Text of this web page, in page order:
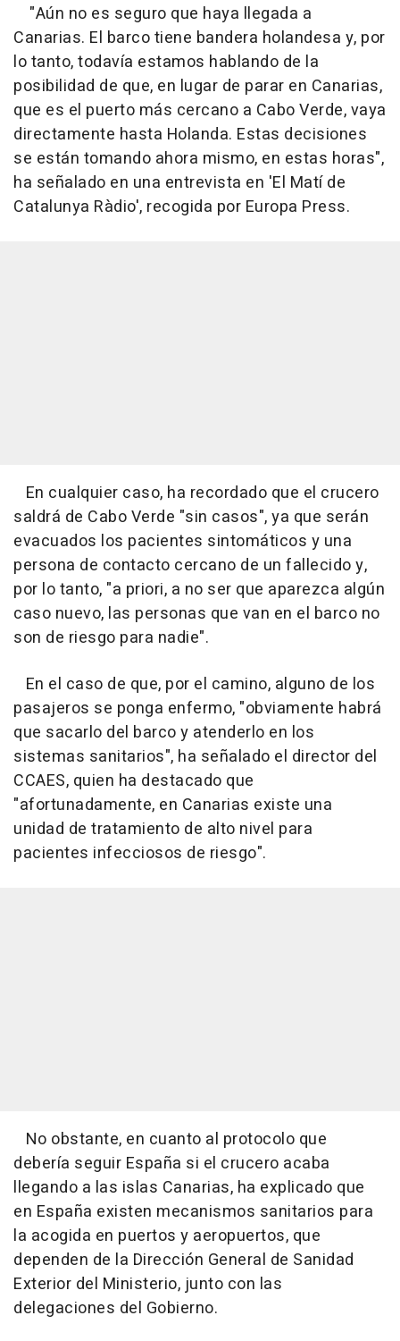
"Aún no es seguro que haya llegada a
Canarias. El barco tiene bandera holandesa y, por
lo tanto, todavía estamos hablando de la
posibilidad de que, en lugar de parar en Canarias,
que es el puerto más cercano a Cabo Verde, vaya
directamente hasta Holanda. Estas decisiones
se están tomando ahora mismo, en estas horas",
ha señalado en una entrevista en 'El Matí de
Catalunya Ràdio', recogida por Europa Press.
En cualquier caso, ha recordado que el crucero
saldrá de Cabo Verde "sin casos", ya que serán
evacuados los pacientes sintomáticos y una
persona de contacto cercano de un fallecido y,
por lo tanto, "a priori, a no ser que aparezca algún
caso nuevo, las personas que van en el barco no
son de riesgo para nadie".
En el caso de que, por el camino, alguno de los
pasajeros se ponga enfermo, "obviamente habrá
que sacarlo del barco y atenderlo en los
sistemas sanitarios", ha señalado el director del
CCAES, quien ha destacado que
"afortunadamente, en Canarias existe una
unidad de tratamiento de alto nivel para
pacientes infecciosos de riesgo".
No obstante, en cuanto al protocolo que
debería seguir España si el crucero acaba
llegando a las islas Canarias, ha explicado que
en España existen mecanismos sanitarios para
la acogida en puertos y aeropuertos, que
dependen de la Dirección General de Sanidad
Exterior del Ministerio, junto con las
delegaciones del Gobierno.